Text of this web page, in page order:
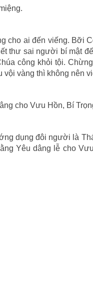
cho ai đến viếng. Bỡi
thư sai người bí mật
công khỏi tội.
vội vàng thì không nên
cho Vưu Hồn, Bí
dụng đôi người là
Yêu dâng lễ cho